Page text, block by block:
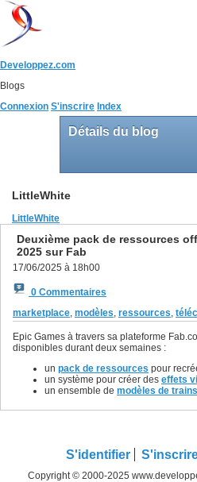
Developpez.com
Blogs
Connexion S'inscrire Index
Détails du blog
LittleWhite
LittleWhite
Deuxième pack de ressources
2025 sur Fab
17/06/2025 à 18h00
0 Commentaires
marketplace, modèles, ressources,
Epic Games à travers sa plateforme
disponibles durant deux semaines :
un pack de ressources pour
un système pour créer des effets
un ensemble de modèles de trains
S'identifier
Copyright © 2000-2025